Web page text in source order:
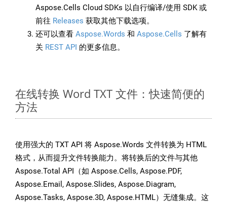
Aspose.Cells Cloud SDKs 以自行编译/使用 SDK 或
前往 Releases 获取其他下载选项。
还可以查看 Aspose.Words 和 Aspose.Cells 了解有
关 REST API 的更多信息。
在线转换 Word TXT 文件：快速简便的
方法
使用强大的 TXT API 将 Aspose.Words 文件转换为 HTML
格式，从而提升文件转换能力。将转换后的文件与其他
Aspose.Total API（如 Aspose.Cells, Aspose.PDF,
Aspose.Email, Aspose.Slides, Aspose.Diagram,
Aspose.Tasks, Aspose.3D, Aspose.HTML）无缝集成。这